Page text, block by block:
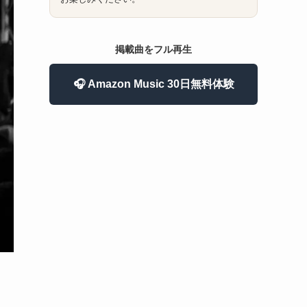
掲載曲をフル再生
🎧 Amazon Music 30日無料体験